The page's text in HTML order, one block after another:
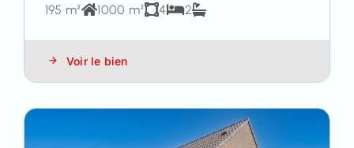
195 m² 1000 m² 4 2
Voir le bien